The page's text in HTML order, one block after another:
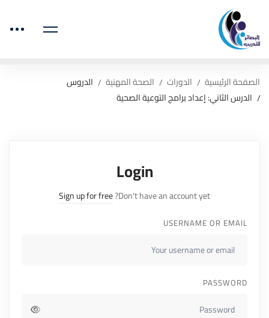
الصفحة الرئيسية الدورات الصحة المهنية
الدروس
الدرس الثاني: إعداد برامج التوعية الصحية
Login
Don't have an account yet?
Sign up for free
USERNAME OR EMAIL
PASSWORD